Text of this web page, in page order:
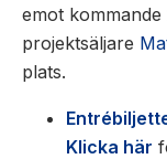
emot
projektsäljare
plats.
Klicka här